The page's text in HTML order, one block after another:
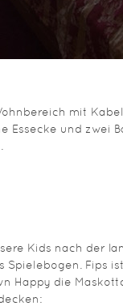
mit
Essecke und zwei
Kids nach der
Spielebogen. Fips
Happy die